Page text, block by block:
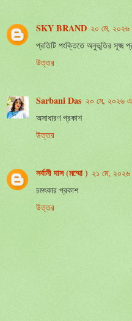
SKY BRAND ২০ মে,
প্রতিটি পংক্তিতে অনুভূতির সূক্ষ্ম
উত্তর
Sarbani Das ২০ মে, ২০২৬
অসাধারণ প্রকাশ
উত্তর
সর্বানী দাস (মম্মো ) ২১ মে,
চমৎকার প্রকাশ
উত্তর